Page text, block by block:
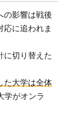
の影響は戦後
応に追われま
に切り替えた
た大学は全体
学がオンラ